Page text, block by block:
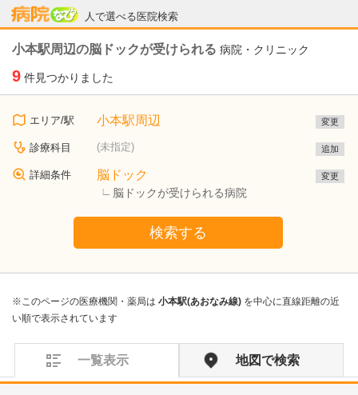
人で選べる医院検索
病院なび
小本駅周辺の脳ドックが受けられる 病院・クリニック
9 件見つかりました
エリア/駅 小本駅周辺 変更
診療科目 (未指定) 追加
詳細条件 脳ドック
脳ドックが受けられる病院
変更
検索する
※このページの医療機関・薬局は 小本駅(あおなみ線) を中心に直線距離の近
い順で表示されています
一覧表示 地図で検索